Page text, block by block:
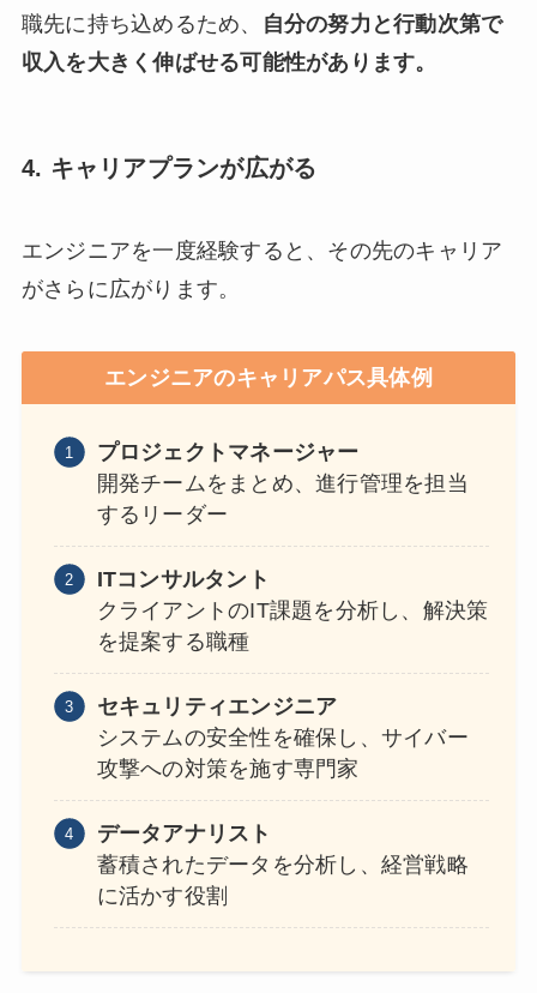
職先に持ち込めるため、
自分の努力と行動次第で
収入を大きく伸ばせる可能性があります。
4. キャリアプランが広がる
エンジニアを一度経験すると、その先のキャリア
がさらに広がります。
エンジニアのキャリアパス具体例
プロジェクトマネージャー
開発チームをまとめ、進行管理を担当
するリーダー
ITコンサルタント
クライアントのIT課題を分析し、解決策
を提案する職種
セキュリティエンジニア
システムの安全性を確保し、サイバー
攻撃への対策を施す専門家
データアナリスト
蓄積されたデータを分析し、経営戦略
に活かす役割